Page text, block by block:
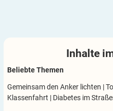
Inhalte
Beliebte Themen
Gemeinsam den Anker lichten |
Klassenfahrt | Diabetes im